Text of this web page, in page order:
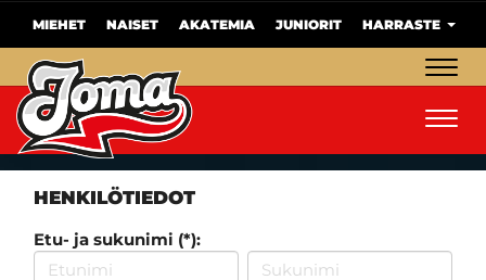
MIEHET NAISET AKATEMIA JUNIORIT HARRASTE
HENKILÖTIEDOT
Etu- ja sukunimi (*):